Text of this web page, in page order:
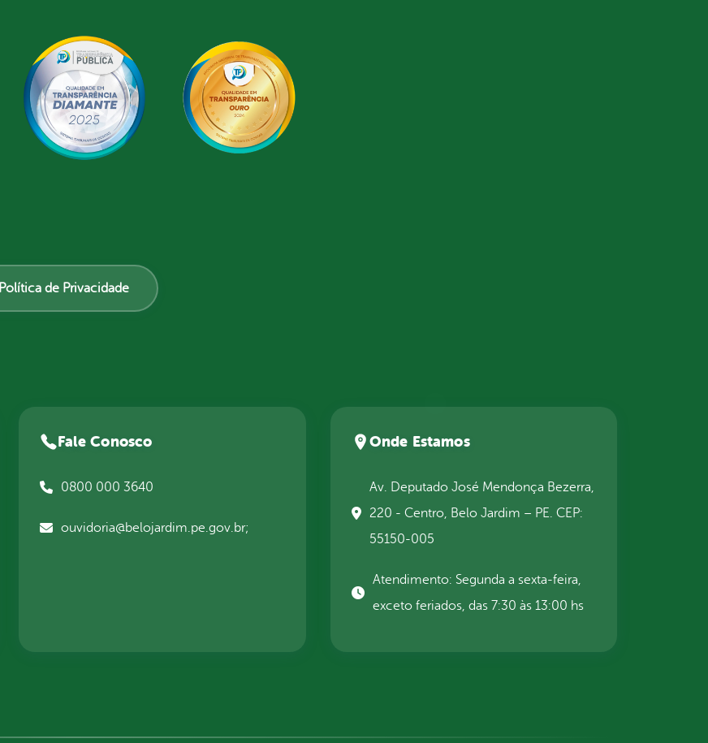
Política de Privacidade
Fale Conosco
0800 000 3640
ouvidoria@belojardim.pe.gov.br;
Onde Estamos
Av. Deputado José Mendonça Bezerra,
220 - Centro, Belo Jardim – PE. CEP:
55150-005
Atendimento: Segunda a sexta-feira,
exceto feriados, das 7:30 às 13:00 hs